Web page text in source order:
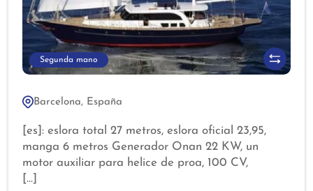
Segunda mano
Barcelona, España
[es]: eslora total 27 metros, eslora oficial 23,95,
manga 6 metros Generador Onan 22 KW, un
motor auxiliar para helice de proa, 100 CV,
Baterías de servicios dé LITIO.. dos cargadores de